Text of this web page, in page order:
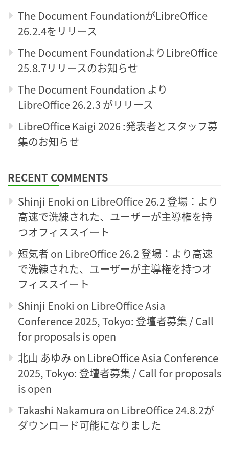
The Document FoundationがLibreOffice
26.2.4をリリース
The Document FoundationよりLibreOffice
25.8.7リリースのお知らせ
The Document Foundation より
LibreOffice 26.2.3 がリリース
LibreOffice Kaigi 2026 :発表者とスタッフ募
集のお知らせ
RECENT COMMENTS
Shinji Enoki on LibreOffice 26.2 登場：より
高速で洗練された、ユーザーが主導権を持
つオフィススイート
短気者 on LibreOffice 26.2 登場：より高速
で洗練された、ユーザーが主導権を持つオ
フィススイート
Shinji Enoki on LibreOffice Asia
Conference 2025, Tokyo: 登壇者募集 / Call
for proposals is open
北山 あゆみ on LibreOffice Asia Conference
2025, Tokyo: 登壇者募集 / Call for proposals
is open
Takashi Nakamura on LibreOffice 24.8.2が
ダウンロード可能になりました